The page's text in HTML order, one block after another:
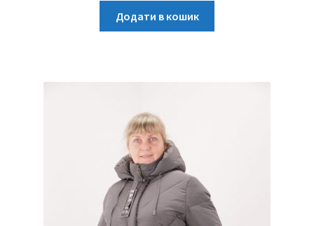
Додати в кошик